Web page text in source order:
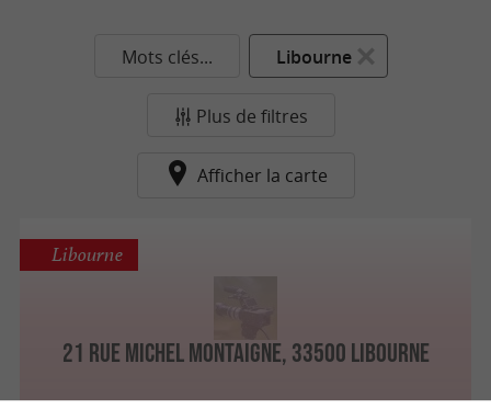
Mots clés... Libourne
Plus de filtres
Afficher la carte
21 Rue Michel Montaigne, 33500 Libourne
Libourne